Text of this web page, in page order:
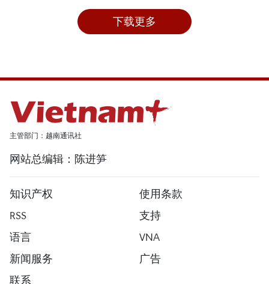
下载更多
主管部门：越南通讯社
网站总编辑：陈进笋
知识产权
使用条款
RSS
支持
语言
VNA
新闻服务
广告
联系